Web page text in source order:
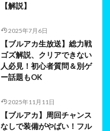
【解説】
2025年7月6日
【ブルアカ生放送】総力戦
ゴズ解説、クリアできない
人必見！初心者質問＆別ゲ
ー話題もOK
2025年11月11日
【ブルアカ】周回チャンス
なしで装備がやばい！フル